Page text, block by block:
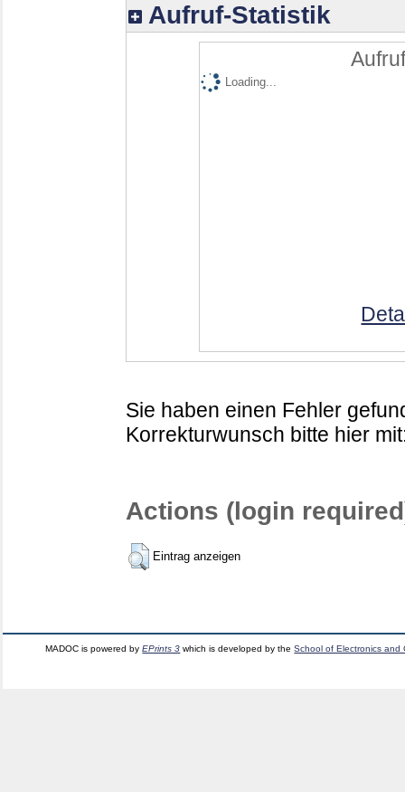
Aufruf-Statistik
Loading...
Sie haben einen Fehler
Korrekturwunsch bitte hier
Actions (login
Eintrag anzeigen
MADOC is powered byEPrints 3 which is developed by theSchool of Electronics and